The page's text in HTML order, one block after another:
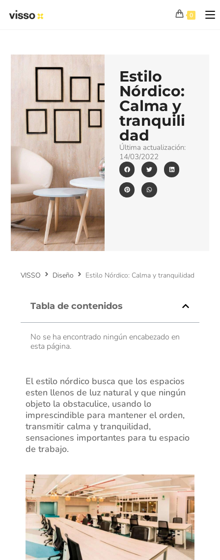
0
Estilo
Nórdico:
Calma y
tranquili
dad
Última actualización:
14/03/2022
VISSO Diseño Estilo Nórdico: Calma y tranquilidad
Tabla de contenidos
No se ha encontrado ningún encabezado en
esta página.
El estilo nórdico busca que los espacios
esten llenos de luz natural y que ningún
objeto la obstaculice, usando lo
imprescindible para mantener el orden,
transmitir calma y tranquilidad,
sensaciones importantes para tu espacio
de trabajo.